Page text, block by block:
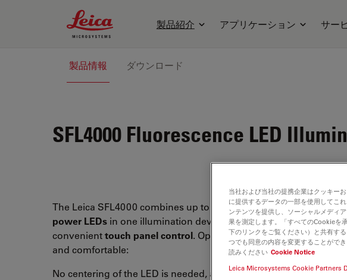
Leica Microsystems Logo
製品紹介 アプリケーション サー
製品情報 ダウンロード
SFL4000 Fluorescence LED
The Leica SFL4000 combines up to
5 different high
power LEDs in one illumination device with very
convenienttouch panel control. Operation is very easy,
and comfortable:
No centering of the LED is needed, and plug and play
当社および当社の提携企業はクッキー
に提供するデータの一部を使用してこ
ンテンツを提供し、ソーシャルメディ
果を測定します。「すべてのCookieを
下のリンクをご覧ください）と共有す
つでも同意の内容を変更することがで
読みください Cookie Notice
Leica Microsystems Cookie Partners